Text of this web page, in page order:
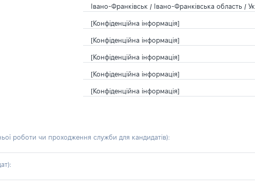
Івано-Франківськ / Івано-Франківська область /
[Конфіденційна інформація]
[Конфіденційна інформація]
[Конфіденційна інформація]
[Конфіденційна інформація]
[Конфіденційна інформація]
роботи чи проходження служби для кандидатів):
: